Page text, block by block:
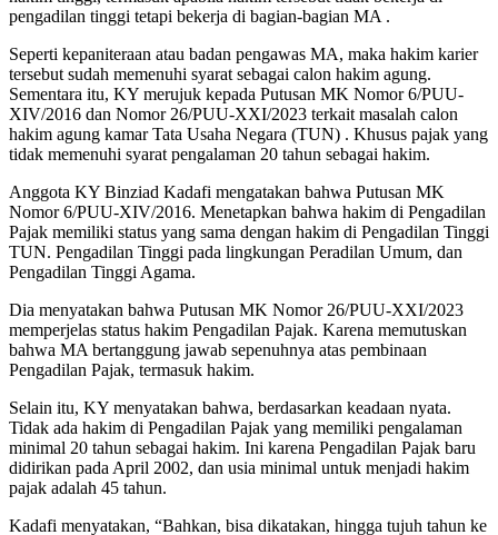
pengadilan tinggi tetapi bekerja di bagian-bagian MA .
Seperti kepaniteraan atau badan pengawas MA, maka hakim karier
tersebut sudah memenuhi syarat sebagai calon hakim agung.
Sementara itu, KY merujuk kepada Putusan MK Nomor 6/PUU-
XIV/2016 dan Nomor 26/PUU-XXI/2023 terkait masalah calon
hakim agung kamar Tata Usaha Negara (TUN) . Khusus pajak yang
tidak memenuhi syarat pengalaman 20 tahun sebagai hakim.
Anggota KY Binziad Kadafi mengatakan bahwa Putusan MK
Nomor 6/PUU-XIV/2016. Menetapkan bahwa hakim di Pengadilan
Pajak memiliki status yang sama dengan hakim di Pengadilan Tinggi
TUN. Pengadilan Tinggi pada lingkungan Peradilan Umum, dan
Pengadilan Tinggi Agama.
Dia menyatakan bahwa Putusan MK Nomor 26/PUU-XXI/2023
memperjelas status hakim Pengadilan Pajak. Karena memutuskan
bahwa MA bertanggung jawab sepenuhnya atas pembinaan
Pengadilan Pajak, termasuk hakim.
Selain itu, KY menyatakan bahwa, berdasarkan keadaan nyata.
Tidak ada hakim di Pengadilan Pajak yang memiliki pengalaman
minimal 20 tahun sebagai hakim. Ini karena Pengadilan Pajak baru
didirikan pada April 2002, dan usia minimal untuk menjadi hakim
pajak adalah 45 tahun.
Kadafi menyatakan, “Bahkan, bisa dikatakan, hingga tujuh tahun ke